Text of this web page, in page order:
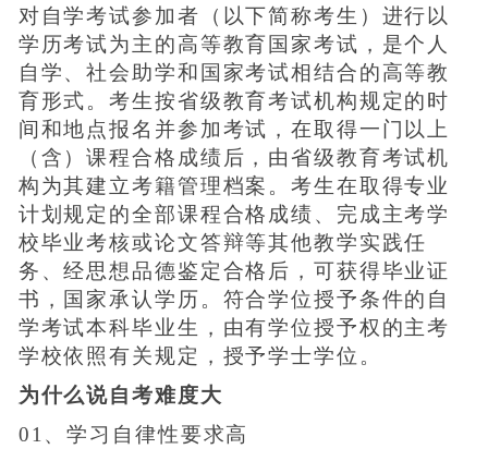
对自学考试参加者（以下简称考生）进行以
学历考试为主的高等教育国家考试，是个人
自学、社会助学和国家考试相结合的高等教
育形式。考生按省级教育考试机构规定的时
间和地点报名并参加考试，在取得一门以上
（含）课程合格成绩后，由省级教育考试机
构为其建立考籍管理档案。考生在取得专业
计划规定的全部课程合格成绩、完成主考学
校毕业考核或论文答辩等其他教学实践任
务、经思想品德鉴定合格后，可获得毕业证
书，国家承认学历。符合学位授予条件的自
学考试本科毕业生，由有学位授予权的主考
学校依照有关规定，授予学士学位。
为什么说自考难度大
01、学习自律性要求高